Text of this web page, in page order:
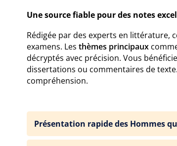
Une source fiable pour des notes
Rédigée par des experts en littérature,
examens. Les thèmes principaux
décryptés avec précision. Vous
dissertations ou commentaires de texte.
compréhension.
Présentation rapide des Hommes